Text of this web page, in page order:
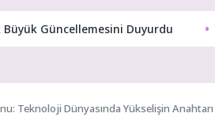
Büyük Güncellemesini Duyurdu
Teknoloji Dünyasında Yükselişin Anahtarı